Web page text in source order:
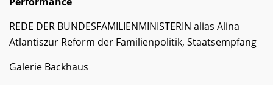
REDE DER BUNDESFAMILIENMINISTERIN alias Alina
Atlantiszur Reform der Familienpolitik, Staatsempfang
Galerie Backhaus